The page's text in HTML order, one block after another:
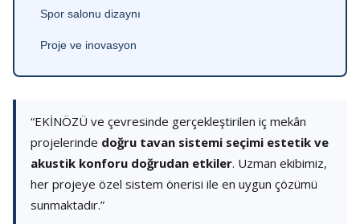
Spor salonu dizaynı
Proje ve inovasyon
“EKİNÖZÜ ve çevresinde gerçekleştirilen iç mekân
projelerinde doğru tavan sistemi seçimi estetik ve
akustik konforu doğrudan etkiler. Uzman ekibimiz,
her projeye özel sistem önerisi ile en uygun çözümü
sunmaktadır.”